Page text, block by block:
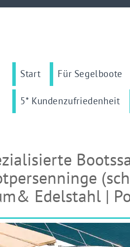
Start Für Segelboote
5* Kundenzufriedenheit
Edelstahl |